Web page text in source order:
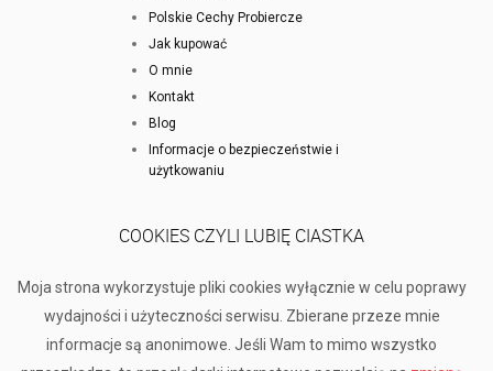
Polskie Cechy Probiercze
Jak kupować
O mnie
Kontakt
Blog
Informacje o bezpieczeństwie i
użytkowaniu
COOKIES CZYLI LUBIĘ CIASTKA
Moja strona wykorzystuje pliki cookies wyłącznie w celu poprawy
wydajności i użyteczności serwisu. Zbierane przeze mnie
informacje są anonimowe. Jeśli Wam to mimo wszystko